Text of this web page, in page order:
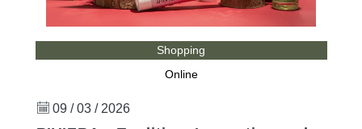
Shopping
Online
09 / 03 / 2026